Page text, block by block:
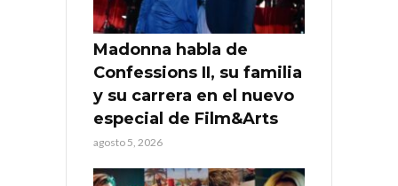
Madonna habla de
Confessions II, su familia
y su carrera en el nuevo
especial de Film&Arts
agosto 5, 2026